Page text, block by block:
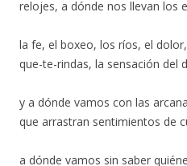
relojes, a dónde nos llevan los
la fe, el boxeo, los ríos, el
que-te-rindas, la sensación del
y a dónde vamos con las
que arrastran sentimientos de
a dónde vamos sin saber